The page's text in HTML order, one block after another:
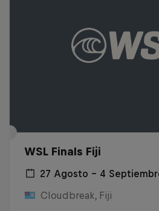
WSL Finals Fiji
27 Agosto – 4
Cloudbreak, Fiji